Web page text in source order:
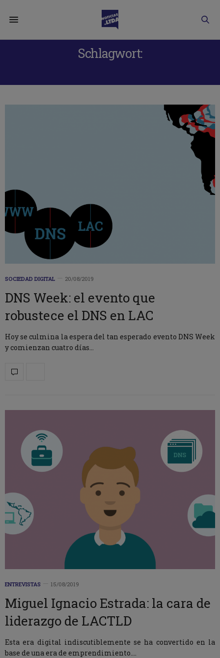
Schlagwort:
SOCIEDAD DIGITAL 20/08/2019
DNS Week: el evento que
robustece el DNS en LAC
Hoy se culmina la espera del tan esperado evento DNS Week
y comienzan cuatro días…
ENTREVISTAS 15/08/2019
Miguel Ignacio Estrada: la cara de
liderazgo de LACTLD
Esta era digital indiscutiblemente se ha convertido en la
base de una era de emprendimiento.…